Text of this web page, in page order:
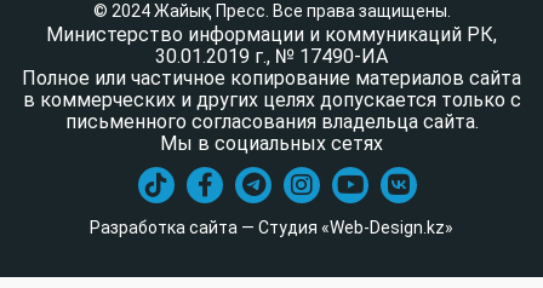
© 2024 Жайық Пресс. Все права защищены.
Министерство информации и коммуникаций РК,
30.01.2019 г., № 17490-ИА
Полное или частичное копирование материалов сайта
в коммерческих и других целях допускается только с
письменного согласования владельца сайта.
Мы в социальных сетях
Разработка сайта — Студия «Web-Design.kz»